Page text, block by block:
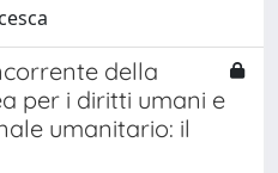
della
per i diritti umani e
umanitario: il